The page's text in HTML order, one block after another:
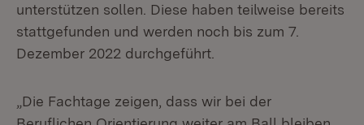
unterstützen sollen. Diese haben teilweise bereits
stattgefunden und werden noch bis zum 7.
Dezember 2022 durchgeführt.
„Die Fachtage zeigen, dass wir bei der